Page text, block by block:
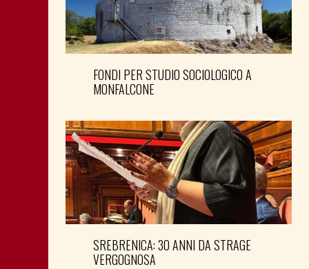
FONDI PER STUDIO SOCIOLOGICO A
MONFALCONE
SREBRENICA: 30 ANNI DA STRAGE
VERGOGNOSA